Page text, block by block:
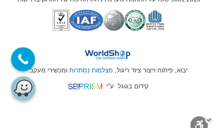
יבוא, פיתוח וייצור ציוד ריגול, מצלמות נסתרות ומכשירי מעקב
קידום בגוגל ע"י